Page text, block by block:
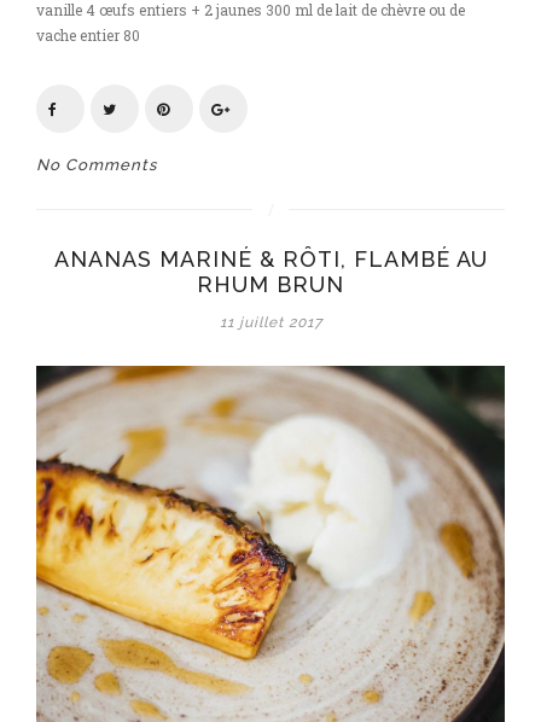
vanille 4 œufs entiers + 2 jaunes 300 ml de lait de chèvre ou de
vache entier 80
No Comments
ANANAS MARINÉ & RÔTI, FLAMBÉ AU
RHUM BRUN
11 juillet 2017